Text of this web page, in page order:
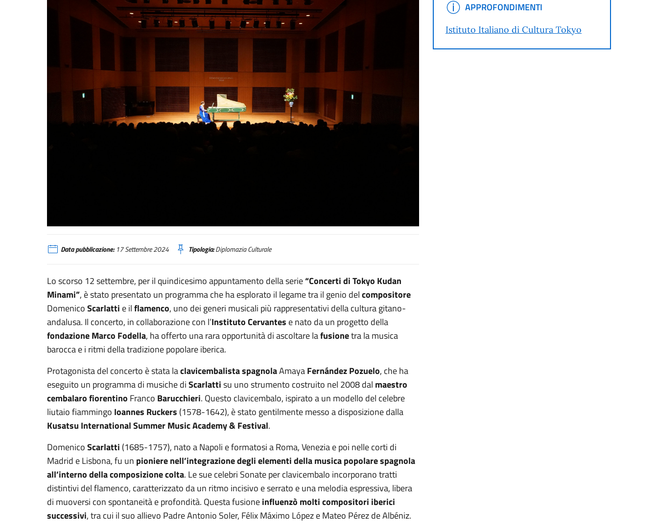
Tokyo Kudan Minami Domenico Scarlatti e il Flamenco
Data pubblicazione:17 Settembre 2024 Tipologia:Diplomazia Culturale
Lo scorso 12 settembre, per il quindicesimo appuntamento della serie“Concerti di Tokyo Kudan
Minami”, è stato presentato un programma che ha esplorato il legame tra il genio delcompositore
DomenicoScarlatti e ilflamenco, uno dei generi musicali più rappresentativi della cultura gitano-
andalusa. Il concerto, in collaborazione con l’Instituto Cervantes e nato da un progetto della
fondazione Marco Fodella, ha offerto una rara opportunità di ascoltare lafusionetra la musica
barocca e i ritmi della tradizione popolare iberica.
Protagonista del concerto è stata laclavicembalista spagnolaAmayaFernández Pozuelo, che ha
eseguito un programma di musiche diScarlattisu uno strumento costruito nel 2008 dal maestro
cembalaro fiorentino Franco Barucchieri. Questo clavicembalo, ispirato a un modello del celebre
liutaio fiammingo Ioannes Ruckers (1578-1642), è stato gentilmente messo a disposizione dalla
Kusatsu International Summer Music Academy & Festival.
DomenicoScarlatti (1685-1757), nato a Napoli e formatosi a Roma, Venezia e poi nelle corti di
Madrid e Lisbona, fu un pioniere nell’integrazione degli elementi della musica popolare spagnola
all’interno della composizione colta. Le sue celebri Sonate per clavicembalo incorporano tratti
distintivi del flamenco, caratterizzato da un ritmo incisivo e serrato e una melodia espressiva, libera
di muoversi con spontaneità e profondità. Questa fusioneinfluenzò molti compositori iberici
successivi, tra cui il suo allievo Padre Antonio Soler, Félix Máximo López e Mateo Pérez de Albéniz.
APPROFONDIMENTI
APPROFONDIMENTI
Istituto Italiano di Cultura Tokyo